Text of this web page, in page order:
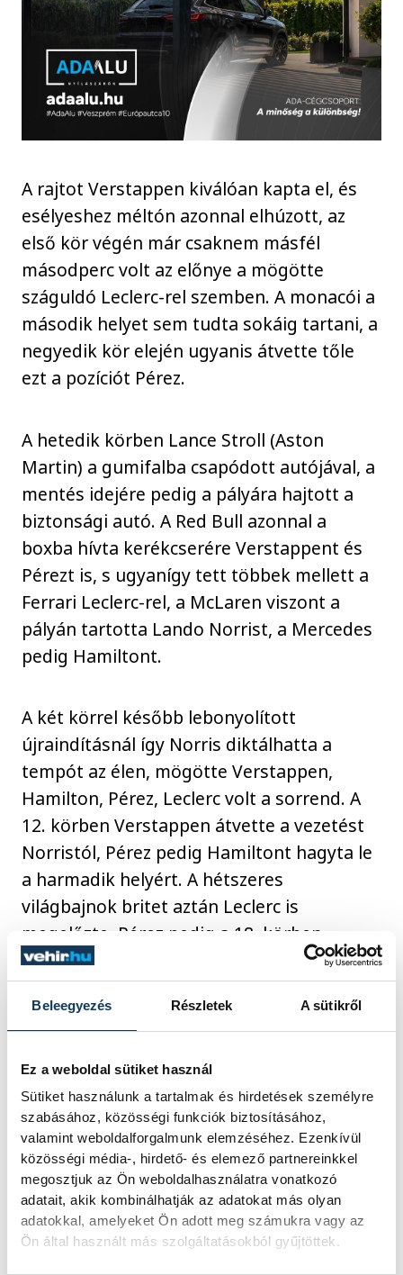
Beleegyezés Részletek A sütikről
Ez a weboldal sütiket használ
Sütiket használunk a tartalmak és hirdetések személyre
szabásához, közösségi funkciók biztosításához,
valamint weboldalforgalmunk elemzéséhez. Ezenkívül
közösségi média-, hirdető- és elemező partnereinkkel
megosztjuk az Ön weboldalhasználatra vonatkozó
adatait, akik kombinálhatják az adatokat más olyan
adatokkal, amelyeket Ön adott meg számukra vagy az
Ön által használt más szolgáltatásokból gyűjtöttek.
A rajtot Verstappen kiválóan kapta el, és
esélyeshez méltón azonnal elhúzott, az
első kör végén már csaknem másfél
másodperc volt az előnye a mögötte
száguldó Leclerc-rel szemben. A monacói a
második helyet sem tudta sokáig tartani, a
negyedik kör elején ugyanis átvette tőle
ezt a pozíciót Pérez.
A hetedik körben Lance Stroll (Aston
Martin) a gumifalba csapódott autójával, a
mentés idejére pedig a pályára hajtott a
biztonsági autó. A Red Bull azonnal a
boxba hívta kerékcserére Verstappent és
Pérezt is, s ugyanígy tett többek mellett a
Ferrari Leclerc-rel, a McLaren viszont a
pályán tartotta Lando Norrist, a Mercedes
pedig Hamiltont.
A két körrel később lebonyolított
újraindításnál így Norris diktálhatta a
tempót az élen, mögötte Verstappen,
Hamilton, Pérez, Leclerc volt a sorrend. A
12. körben Verstappen átvette a vezetést
Norristól, Pérez pedig Hamiltont hagyta le
a harmadik helyért. A hétszeres
világbajnok britet aztán Leclerc is
megelőzte, Pérez pedig a 18. körben
visszavette a második pozíciót Norristól,
akit hiába üldözött és ért is utol féltávnál
Leclerc, lehagynia csak a 27. körben
A folytatásban a Verstappen által vezetett
kettős Red Bull-sikert senki nem tudta
veszélyeztetni, a vakbélműtéten átesett
Carlos Saintz Jr.-t helyettesítő brit újonc, a
18 éves Oliver Bearman pedig a 11. helyről
rajtolva hetedikként ért célba a Ferrarival.